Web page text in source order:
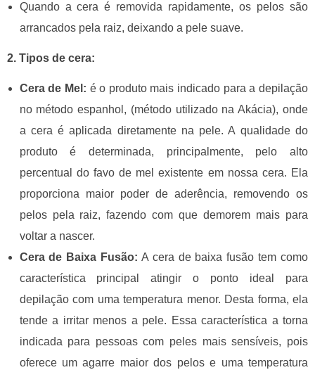
Quando a cera é removida rapidamente, os pelos são
arrancados pela raiz, deixando a pele suave.
2. Tipos de cera:
Cera de Mel: é o produto mais indicado para a depilação
no método espanhol, (método utilizado naAkácia), onde
a cera é aplicada diretamente na pele. A qualidade do
produto é determinada, principalmente, pelo alto
percentual do favo de mel existente em nossa cera. Ela
proporciona maior poder de aderência, removendo os
pelos pela raiz, fazendo com que demorem mais para
voltar a nascer.
Cera de Baixa Fusão: A cera de baixa fusão tem como
característica principal atingir o ponto ideal para
depilação com uma temperatura menor. Desta forma, ela
tende a irritar menos a pele. Essa característica a torna
indicada para pessoas com peles mais sensíveis, pois
oferece um agarre maior dos pelos e uma temperatura